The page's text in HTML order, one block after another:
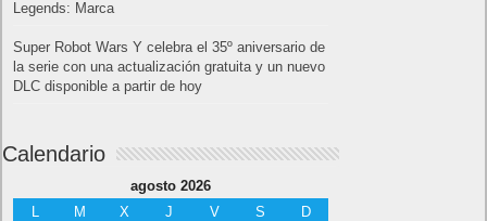
Legends: Marca
Super Robot Wars Y celebra el 35º aniversario de
la serie con una actualización gratuita y un nuevo
DLC disponible a partir de hoy
Calendario
agosto 2026
L
M X J V S D